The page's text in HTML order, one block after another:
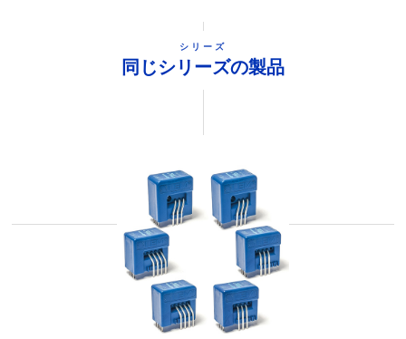
シリーズ
同じシリーズの製品